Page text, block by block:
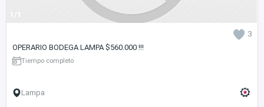
1/1
3
OPERARIO BODEGA LAMPA $560.000 !!!
Tiempo completo
Lampa